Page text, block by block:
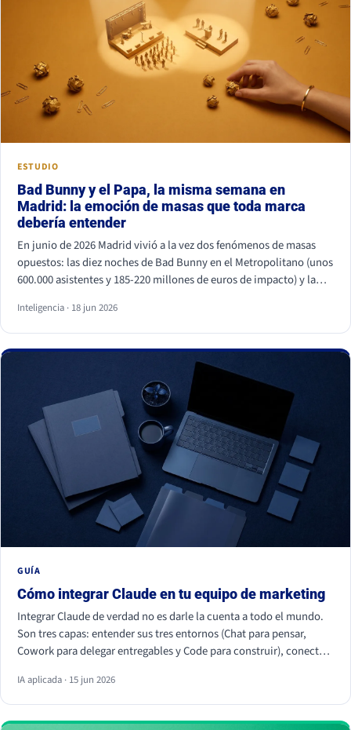
ESTUDIO
Bad Bunny y el Papa, la misma semana en
Madrid: la emoción de masas que toda marca
debería entender
En junio de 2026 Madrid vivió a la vez dos fenómenos de masas
opuestos: las diez noches de Bad Bunny en el Metropolitano (unos
600.000 asistentes y 185-220 millones de euros de impacto) y la
Bernabéu llenos. Superficies distintas, mismo motor: necesidades
humanas profundas (pertenencia, identidad, comunidad y
trascendencia). Para una marca, los dos enseñan lo mismo: la
emoción a escala no se fabrica, se entiende y se respeta, y entrar
en esos momentos sin criterio sale caro.
Inteligencia · 18 jun 2026
GUÍA
Cómo integrar Claude en tu equipo de marketing
Integrar Claude de verdad no es darle la cuenta a todo el mundo.
Son tres capas: entender sus tres entornos (Chat para pensar,
Cowork para delegar entregables y Code para construir), conectar
para que trabaje con tus datos, y crear Skills que conviertan
vuestra forma de trabajar en algo repetible. La magia no está en el
chat, está en los conectores y los Skills.
IA aplicada · 15 jun 2026